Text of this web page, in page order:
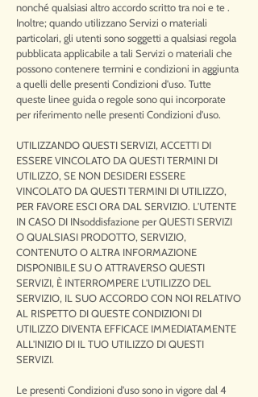
nonché qualsiasi altro accordo scritto tra noi e te .
Inoltre; quando utilizzano Servizi o materiali
particolari, gli utenti sono soggetti a qualsiasi regola
pubblicata applicabile a tali Servizi o materiali che
possono contenere termini e condizioni in aggiunta
a quelli delle presenti Condizioni d'uso. Tutte
queste linee guida o regole sono qui incorporate
per riferimento nelle presenti Condizioni d'uso.
UTILIZZANDO QUESTI SERVIZI, ACCETTI DI
ESSERE VINCOLATO DA QUESTI TERMINI DI
UTILIZZO, SE NON DESIDERI ESSERE
VINCOLATO DA QUESTI TERMINI DI UTILIZZO,
PER FAVORE ESCI ORA DAL SERVIZIO. L'UTENTE
IN CASO DI INsoddisfazione per QUESTI SERVIZI
O QUALSIASI PRODOTTO, SERVIZIO,
CONTENUTO O ALTRA INFORMAZIONE
DISPONIBILE SU O ATTRAVERSO QUESTI
SERVIZI, È INTERROMPERE L'UTILIZZO DEL
SERVIZIO, IL SUO ACCORDO CON NOI RELATIVO
AL RISPETTO DI QUESTE CONDIZIONI DI
UTILIZZO DIVENTA EFFICACE IMMEDIATAMENTE
ALL'INIZIO DI IL TUO UTILIZZO DI QUESTI
SERVIZI.
Le presenti Condizioni d'uso sono in vigore dal 4